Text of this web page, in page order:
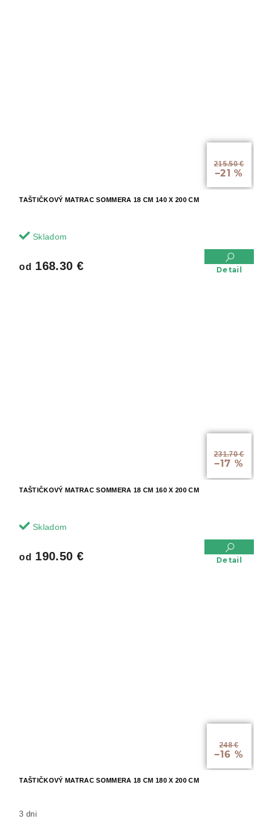
215.50 €
–21 %
TAŠTIČKOVÝ MATRAC SOMMERA 18 CM 140 X 200 CM
Skladom
od 168.30 € Detail
231.70 €
–17 %
TAŠTIČKOVÝ MATRAC SOMMERA 18 CM 160 X 200 CM
Skladom
od 190.50 € Detail
248 €
–16 %
TAŠTIČKOVÝ MATRAC SOMMERA 18 CM 180 X 200 CM
3 dni